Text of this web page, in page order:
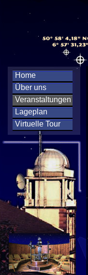
Home
Über uns
Veranstaltungen
Lageplan
Virtuelle Tour